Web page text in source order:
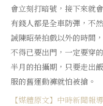
會立刻打暗號，接下來就
有錢人都是全車防彈，不
誡陳昭榮拍戲以外的時間
不得已要出門，一定要穿
半月的拍攝期，只要走出
服的舊運動褲就怕被搶。
【媒體原文】中時新聞報導